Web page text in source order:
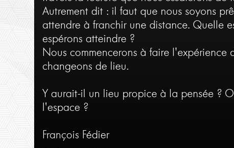
Autrement dit : il faut que nous soyons
attendre à franchir une distance. Quelle
espérons atteindre ?
Nous commencerons à faire
changeons de lieu.
Y aurait-il un lieu propice à la pensée ?
l'espace ?
François Fédier